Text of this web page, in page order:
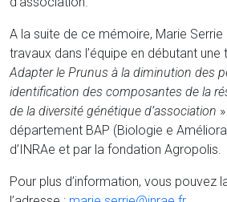
A la suite de ce mémoire, Marie
travaux dans l’équipe en débutant une
Adapter le Prunus à la diminution des
identification des composantes de la
de la diversité génétique d’association
département BAP (Biologie e
d’INRAe et par la fondation Agropolis.
Pour plus d’information, vous pouvez